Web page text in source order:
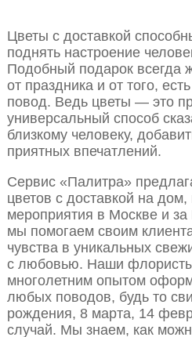
Цветы с доставкой
поднять настроение
Подобный подарок всегда
от праздника и от того,
повод. Ведь цветы — это
универсальный способ
близкому человеку,
приятных впечатлений.
Сервис «Палитра»
цветов с доставкой на
мероприятия в Москве и
мы помогаем своим
чувства в уникальных
с любовью. Наши
многолетним опытом
любых поводов, будь то
рождения, 8 марта, 14
случай. Мы знаем, как